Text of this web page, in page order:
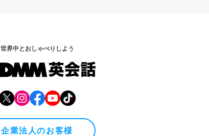
世界中とおしゃべりしよう
企業法人のお客様